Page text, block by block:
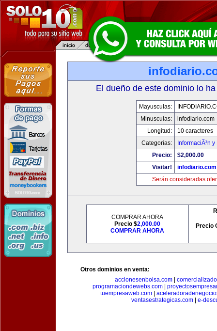
El dueño de este dominio lo
Mayusculas:
Minusculas:
infodiario.com
Longitud:
10 caracteres
Categorias:
InformaciÃ³n
Precio:
$2,000.00
Visitar!
infodiario.com
Serán consideradas
COMPRAR AHORA
Precio $2,000.00
COMPRAR AHORA
Precio
Otros dominios en venta:
accionesenbolsa.com
programaciondewebs.com
tuempresaweb.com
ventasestrategicas.com| e-